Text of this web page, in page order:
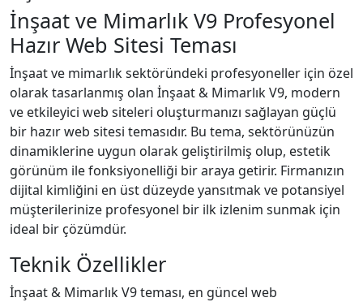
İnşaat ve Mimarlık V9 Profesyonel
Hazır Web Sitesi Teması
İnşaat ve mimarlık sektöründeki profesyoneller için özel
olarak tasarlanmış olan İnşaat & Mimarlık V9, modern
ve etkileyici web siteleri oluşturmanızı sağlayan güçlü
bir hazır web sitesi temasıdır. Bu tema, sektörünüzün
dinamiklerine uygun olarak geliştirilmiş olup, estetik
görünüm ile fonksiyonelliği bir araya getirir. Firmanızın
dijital kimliğini en üst düzeyde yansıtmak ve potansiyel
müşterilerinize profesyonel bir ilk izlenim sunmak için
ideal bir çözümdür.
Teknik Özellikler
İnşaat & Mimarlık V9 teması, en güncel web